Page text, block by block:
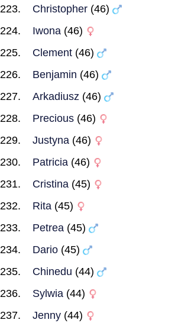
Christopher (46)
Iwona (46)
Clement (46)
Benjamin (46)
Arkadiusz (46)
Precious (46)
Justyna (46)
Patricia (46)
Cristina (45)
Rita (45)
Petrea (45)
Dario (45)
Chinedu (44)
Sylwia (44)
Jenny (44)